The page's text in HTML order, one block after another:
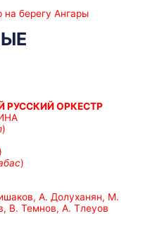
на берегу Ангары
ОРКЕСТР
)
)
А. Долуханян, М.
В. Темнов, А. Тлеуов